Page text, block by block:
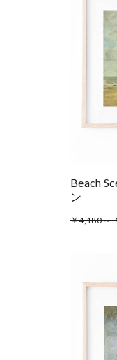
Beach
ン
￥4,180 ～